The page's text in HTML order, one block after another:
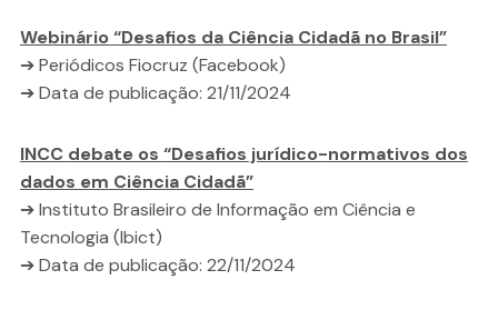
Webinário “Desafios da Ciência Cidadã no Brasil”
➔ Periódicos Fiocruz (Facebook)
➔ Data de publicação: 21/11/2024
INCC debate os “Desafios jurídico-normativos dos
dados em Ciência Cidadã”
➔ Instituto Brasileiro de Informação em Ciência e
Tecnologia (Ibict)
➔ Data de publicação: 22/11/2024